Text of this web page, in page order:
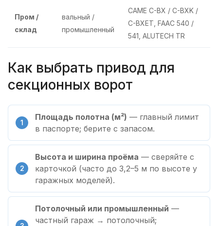
Пром /
склад
вальный /
промышленный
CAME C-BX / C-BXK /
C-BXET, FAAC 540 /
541, ALUTECH TR
Как выбрать привод для
секционных ворот
Площадь полотна (м²) — главный лимит
в паспорте; берите с запасом.
Высота и ширина проёма — сверяйте с
карточкой (часто до 3,2–5 м по высоте у
гаражных моделей).
Потолочный или промышленный —
частный гараж → потолочный;